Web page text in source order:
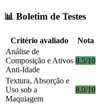
📊 Boletim de Testes
Critério avaliado Nota
Análise de
Composição e Ativos
Anti-Idade
8.5/10
Textura, Absorção e
Uso sob a
Maquiagem
8.0/10